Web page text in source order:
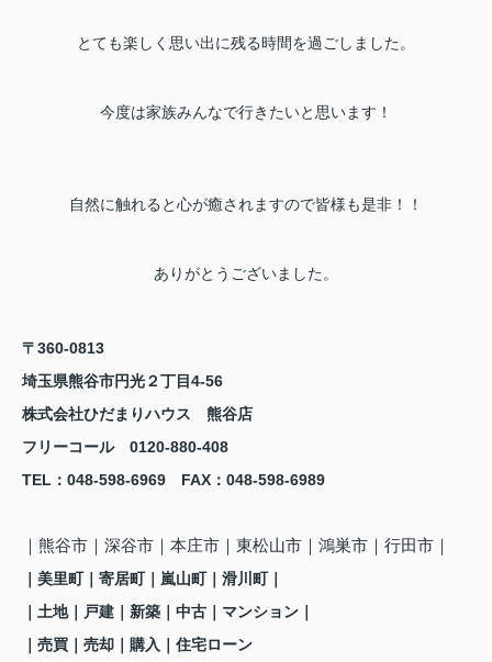
とても楽しく思い出に残る時間を過ごしました。
今度は家族みんなで行きたいと思います！
自然に触れると心が癒されますので皆様も是非！！
ありがとうございました。
〒360-0813
埼玉県熊谷市円光２丁目4-56
株式会社ひだまりハウス 熊谷店
フリーコール 0120-880-408
TEL ：048-598-6969 FAX ： 048-598-6989
｜熊谷市 ｜深谷市｜本庄市｜東松山市｜鴻巣市 ｜行田市 ｜
｜美里町｜寄居町｜嵐山町｜滑川町｜
｜土地｜戸建｜新築｜中古｜マンション｜
｜売買｜売却｜購入｜住宅ローン